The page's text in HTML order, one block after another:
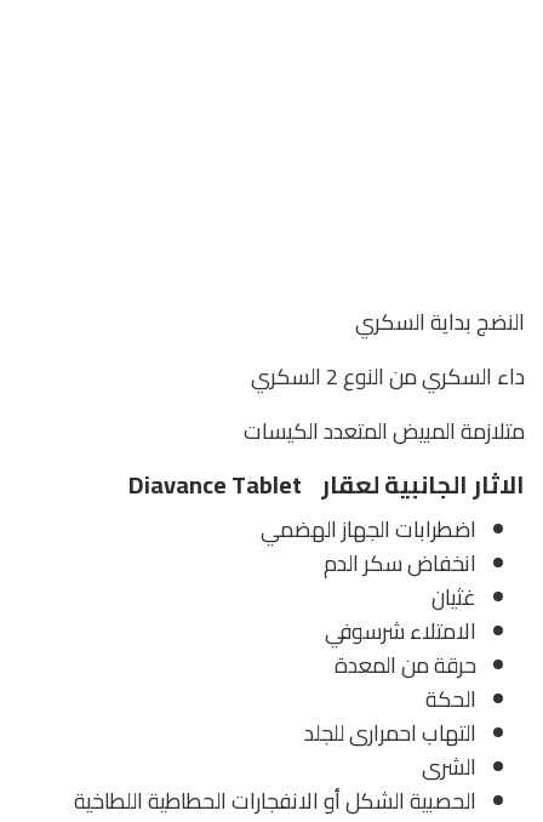
النضج بداية السكري
داء السكري من النوع 2 السكري
متلازمة المبيض المتعدد الكيسات
الاثار الجانبية لعقار Diavance Tablet
اضطرابات الجهاز الهضمي
انخفاض سكر الدم
غثيان
الامتلاء شرسوفي
حرقة من المعدة
الحكة
التهاب احمرارى للجلد
الشرى
الحصبية الشكل أو الانفجارات الحطاطية اللطاخية